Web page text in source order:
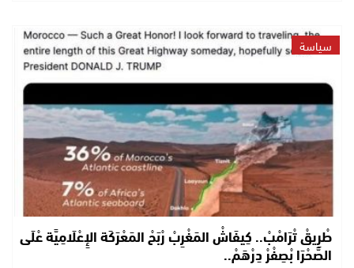
سياسة
طْرِيقْ تْرَامْبْ.. كِيفَاشْ المَغْرِبْ رْبَحْ المَعْرَكَة الإِعْلَامِيَّة عْلَى
الصَّحْرَا بْصِفْرْ دِرْهَمْ..